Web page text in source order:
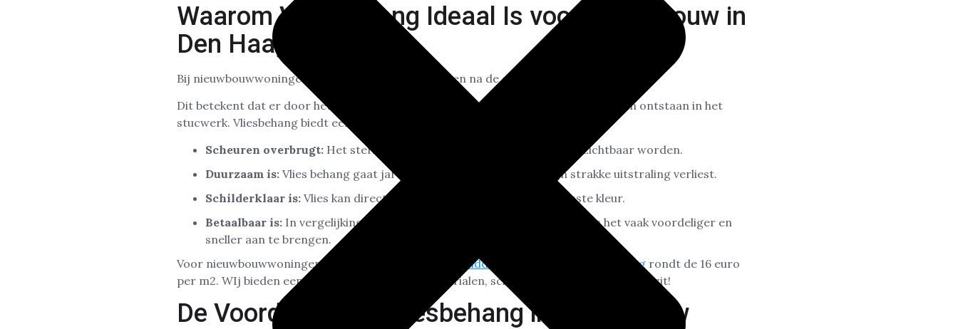
Waarom Vliesbehang Ideaal Is voor Nieuwbouw in
Den Haag
Bij nieuwbouwwoningen is het gebruikelijk dat muren na de oplevering nog werken.
Dit betekent dat er door het droogproces van de materialen haarscheurtjes kunnen ontstaan in het
stucwerk. Vliesbehang biedt een uitstekende oplossing, omdat het:
Scheuren overbrugt: Het sterke materiaal voorkomt dat scheurtjes zichtbaar worden.
Duurzaam is: Vlies behang gaat jarenlang mee zonder dat het zijn strakke uitstraling verliest.
Schilderklaar is: Vlies kan direct geschilderd worden in elke gewenste kleur.
Betaalbaar is: In vergelijking met
is het vaak voordeliger en
sneller aan te brengen.
Voor nieuwbouwwoningen in Den Haag liggen de
gemiddelde kosten voor vliesbehang rondt de 16 euro
per m2. WIj bieden een totaalpakket waar de materialen, schuren, behang en sauzen in zit!
De Voordelen van Vliesbehang in Nieuwbouw